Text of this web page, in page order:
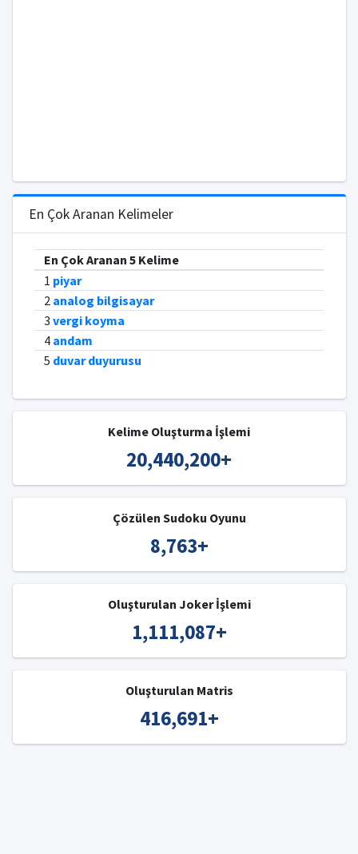
En Çok Aranan Kelimeler
En Çok Aranan 5 Kelime
1 piyar
2 analog bilgisayar
3 vergi koyma
4 andam
5 duvar duyurusu
Kelime Oluşturma İşlemi
20,440,200+
Çözülen Sudoku Oyunu
8,763+
Oluşturulan Joker İşlemi
1,111,087+
Oluşturulan Matris
416,691+